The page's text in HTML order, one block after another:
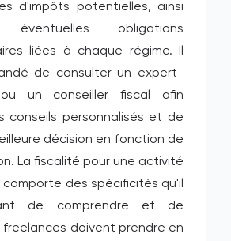
d'impôts potentielles, ainsi
obligations
liées à chaque régime. Il
de consulter un expert-
un conseiller fiscal afin
conseils personnalisés et de
décision en fonction de
La fiscalité pour une activité
des spécificités qu'il
de comprendre et de
freelances doivent prendre en